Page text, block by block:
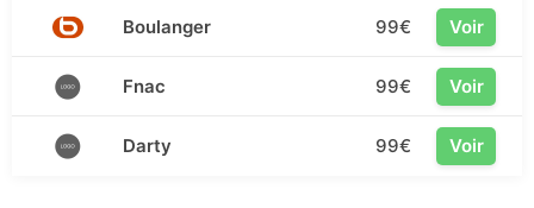
Boulanger 99€ Voir
Fnac 99€ Voir
Darty 99€ Voir